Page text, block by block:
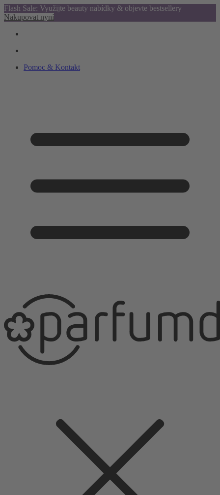
Flash Sale: Využijte beauty nabídky & objevte bestsellery
Nakupovat nyní
Pomoc & Kontakt